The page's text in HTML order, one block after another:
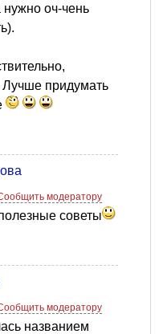
нужно оч-чень
придумать
модератору
советы
модератору
названием